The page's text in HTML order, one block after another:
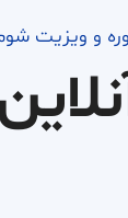
و ویزیت